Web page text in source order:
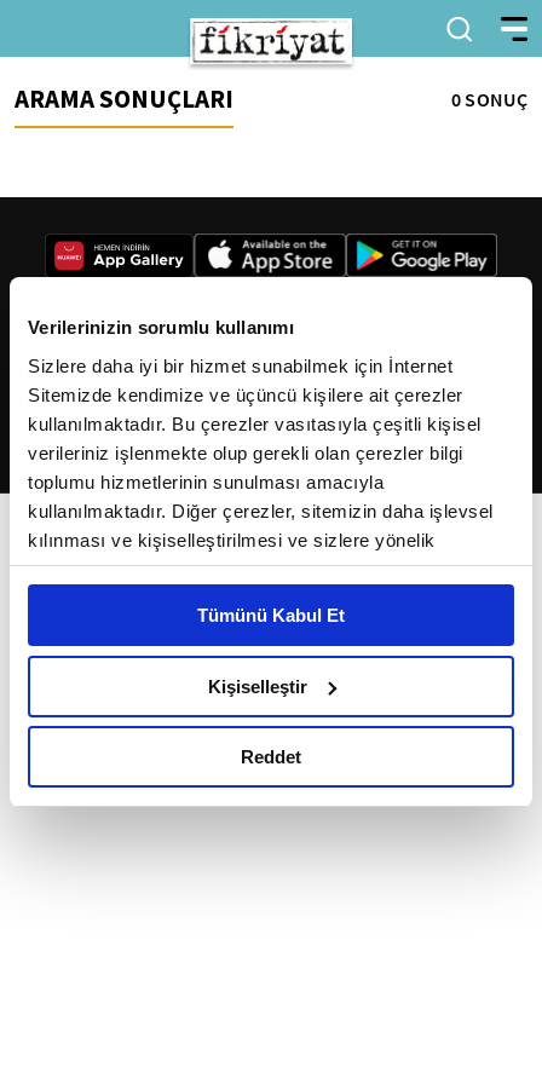
Verilerinizin sorumlu kullanımı
Sizlere daha iyi bir hizmet sunabilmek için İnternet
Sitemizde kendimize ve üçüncü kişilere ait çerezler
kullanılmaktadır. Bu çerezler vasıtasıyla çeşitli kişisel
verileriniz işlenmekte olup gerekli olan çerezler bilgi
toplumu hizmetlerinin sunulması amacıyla
kullanılmaktadır. Diğer çerezler, sitemizin daha işlevsel
kılınması ve kişiselleştirilmesi ve sizlere yönelik
reklam/pazarlama faaliyetlerinin yapılması, amaçlarıyla
Çerezlere ilişkin tercihlerinizi çerez paneli vasıtasıyla
belirleyebilirsiniz. Çerezlere ilişkin detaylı bilgi için
Ayarlar butonuna tıklayabilir,Çerez Bilgilendirme
Metnimizi ziyaret edebilirsiniz.
okumak ve sitemizi ziyaretiniz kapsamında
Tümünü Kabul Et
Kişiselleştir
Reddet
ARAMA SONUÇLARI 0 SONUÇ
2026Fikriyat. Tüm hakları saklıdır.